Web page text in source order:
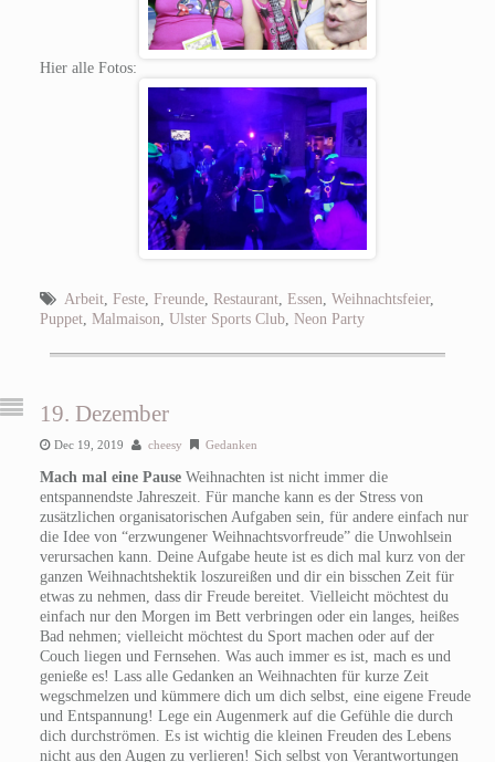
Hier alle Fotos:
Arbeit, Feste, Freunde, Restaurant, Essen, Weihnachtsfeier,
Puppet, Malmaison, Ulster Sports Club, Neon Party
19. Dezember
Dec 19, 2019 cheesy Gedanken
Mach mal eine PauseWeihnachten ist nicht immer die
entspannendste Jahreszeit. Für manche kann es der Stress von
zusätzlichen organisatorischen Aufgaben sein, für andere einfach nur
die Idee von “erzwungener Weihnachtsvorfreude” die Unwohlsein
verursachen kann. Deine Aufgabe heute ist es dich mal kurz von der
ganzen Weihnachtshektik loszureißen und dir ein bisschen Zeit für
etwas zu nehmen, dass dir Freude bereitet. Vielleicht möchtest du
einfach nur den Morgen im Bett verbringen oder ein langes, heißes
Bad nehmen; vielleicht möchtest du Sport machen oder auf der
Couch liegen und Fernsehen. Was auch immer es ist, mach es und
genieße es! Lass alle Gedanken an Weihnachten für kurze Zeit
wegschmelzen und kümmere dich um dich selbst, eine eigene Freude
und Entspannung! Lege ein Augenmerk auf die Gefühle die durch
dich durchströmen. Es ist wichtig die kleinen Freuden des Lebens
nicht aus den Augen zu verlieren! Sich selbst von Verantwortungen